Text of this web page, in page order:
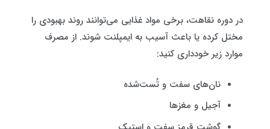
در دوره نقاهت، برخی مواد غذایی می‌توانند روند بهبودی را
مختل کرده یا باعث آسیب به ایمپلنت شوند. از مصرف
موارد زیر خودداری کنید:
نان‌های سفت و تُست‌شده
آجیل و مغزها